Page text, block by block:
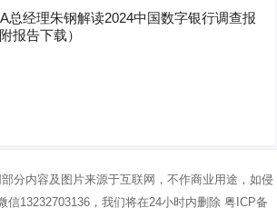
总经理朱钢解读2024中国数字银行调查报
报告下载）
分内容及图片来源于互联网，不作商业用途，如侵
信13232703136，我们将在24小时内删除粤ICP备